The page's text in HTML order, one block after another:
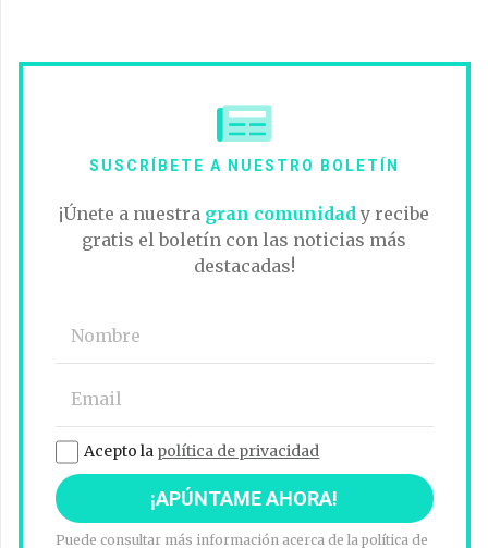
SUSCRÍBETE A NUESTRO BOLETÍN
¡Únete a nuestra gran comunidady recibe
gratis el boletín con las noticias más
destacadas!
Acepto la política de privacidad
Puede consultar más información acerca de la política de